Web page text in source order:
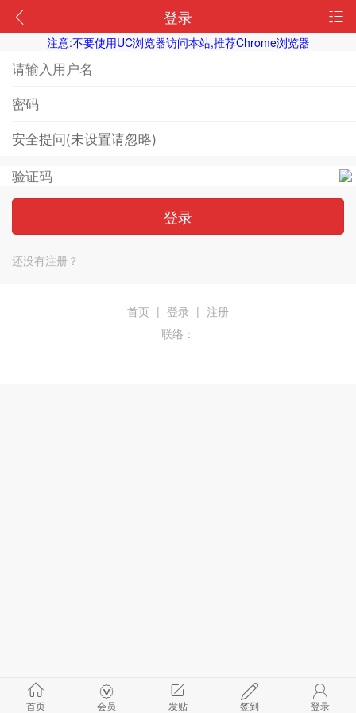
登录
注意:不要使用UC浏览器访问本站,推荐Chrome浏览器
登录
还没有注册？
首页 会员 发贴 签到 登录
首页 | 登录 | 注册
联络：